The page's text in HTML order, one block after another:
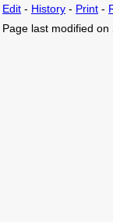
Edit - History - Print -
Page last modified